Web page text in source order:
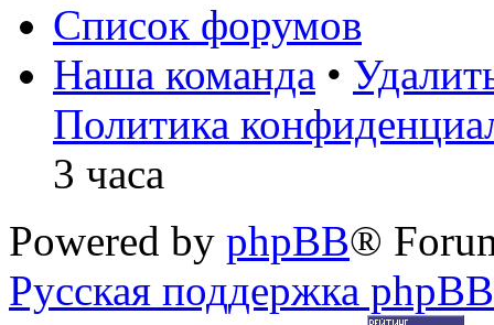
Список форумов
Наша команда •
Политика
3 часа
Powered by phpBB®
Русская поддержка phpBB